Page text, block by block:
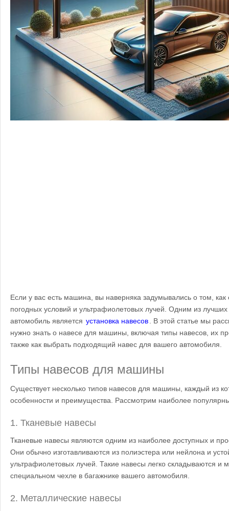
Если у вас есть машина, вы наверняка задумывались о том, как
погодных условий и ультрафиолетовых лучей. Одним из
автомобиль является установка навесов
. В этой статье мы
нужно знать о навесе для машины, включая типы навесов, их
также как выбрать подходящий навес для вашего автомобиля.
Типы навесов для машины
Существует несколько типов навесов для машины, каждый из
особенности и преимущества. Рассмотрим наиболее
1. Тканевые навесы
Тканевые навесы являются одним из наиболее доступных и
Они обычно изготавливаются из полиэстера или нейлона и
ультрафиолетовых лучей. Такие навесы легко складываются и
специальном чехле в багажнике вашего автомобиля.
2. Металлические навесы